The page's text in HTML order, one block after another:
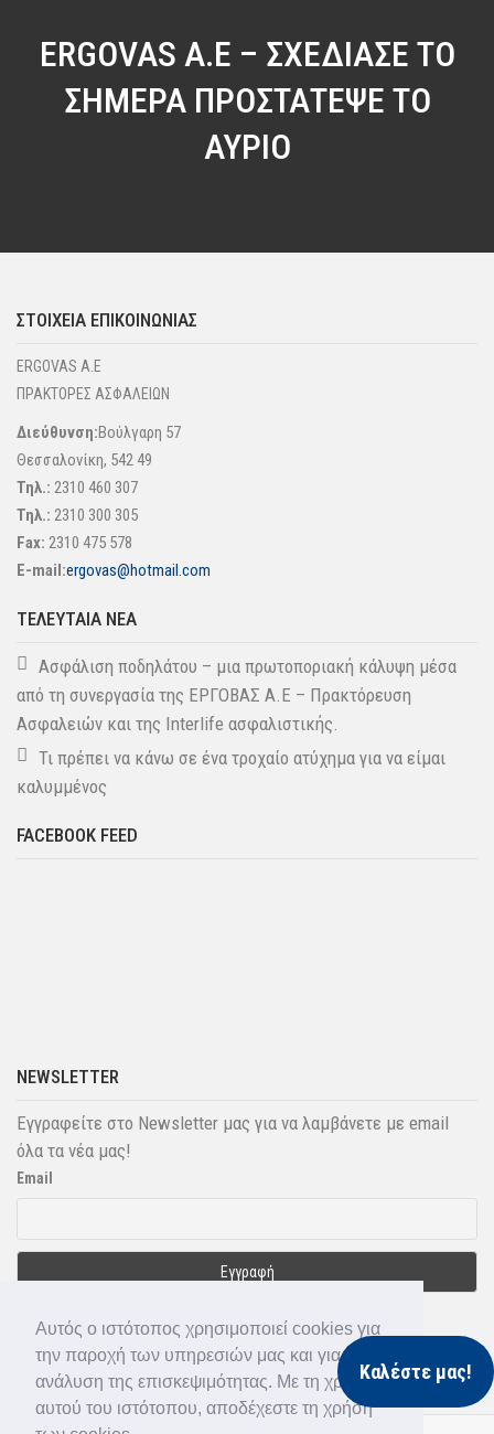
Αυτός ο ιστότοπος χρησιμοποιεί cookies για
την παροχή των υπηρεσιών μας και για την
ανάλυση της επισκεψιμότητας. Με τη χρήση
αυτού του ιστότοπου, αποδέχεστε τη χρήση
ERGOVAS A.E – ΣΧΕΔΙΑΣΕ ΤΟ
ΣΗΜΕΡΑ ΠΡΟΣΤΑΤΕΨΕ ΤΟ
ΑΥΡΙΟ
ΣΤΟΙΧΕΊΑ ΕΠΙΚΟΙΝΩΝΊΑΣ
ERGOVAS A.E
ΠΡΑΚΤΟΡΕΣ ΑΣΦΑΛΕΙΩΝ
Διεύθυνση:Βούλγαρη 57
Θεσσαλονίκη, 542 49
Τηλ.: 2310 460 307
Τηλ.: 2310 300 305
Fax: 2310 475 578
E-mail:ergovas@hotmail.com
ΤΕΛΕΥΤΑΊΑ ΝΈΑ
Ασφάλιση ποδηλάτου – μια πρωτοποριακή κάλυψη μέσα
από τη συνεργασία της ΕΡΓΟΒΑΣ Α.Ε – Πρακτόρευση
Ασφαλειών και της Interlife ασφαλιστικής.
Τι πρέπει να κάνω σε ένα τροχαίο ατύχημα για να είμαι
καλυμμένος
FACEBOOK FEED
NEWSLETTER
Εγγραφείτε στο Newsletter μας για να λαμβάνετε με email
όλα τα νέα μας!
Email
Καλέστε μας!